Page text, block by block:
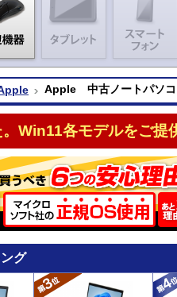
Apple 中古ノートパソ
Win11各モデルをご提
グ